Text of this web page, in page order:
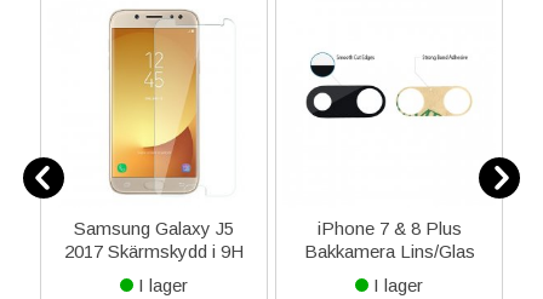
Samsung Galaxy J5
2017 Skärmskydd i 9H
Härdat Glas
I lager
iPhone 7 & 8 Plus
Bakkamera Lins/Glas
med tejp - Svart
I lager